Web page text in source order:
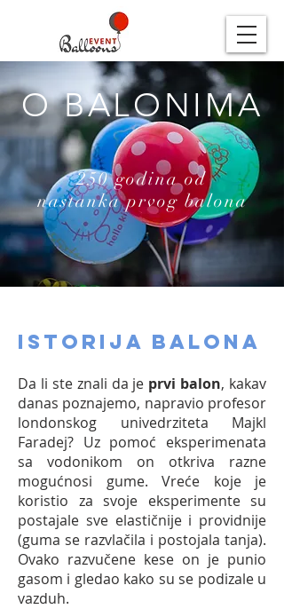
O BALONIMA
250 godina od
nastanka prvog balona
ISTORIJA BALONA
Da li ste znali da je prvi balon, kakav
danas poznajemo, napravio profesor
londonskog univedrziteta Majkl
Faradej? Uz pomoć eksperimenata
sa vodonikom on otkriva razne
mogućnosi gume. Vreće koje je
koristio za svoje eksperimente su
postajale sve elastičnije i providnije
(guma se razvlačila i postojala tanja).
Ovako razvučene kese on je punio
gasom i gledao kako su se podizale u
vazduh.